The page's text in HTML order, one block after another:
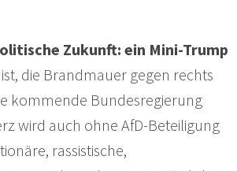
Zukunft: ein Mini-Trump
die Brandmauer gegen rechts
kommende Bundesregierung
wird auch ohne AfD-Beteiligung
rassistische,